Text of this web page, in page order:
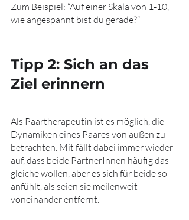
Zum Beispiel: “Auf einer Skala von 1-10,
wie angespannt bist du gerade?”
Tipp 2: Sich an das
Ziel erinnern
Als Paartherapeutin ist es möglich, die
Dynamiken eines Paares von außen zu
betrachten. Mit fällt dabei immer wieder
auf, dass beide PartnerInnen häufig das
gleiche wollen, aber es sich für beide so
anfühlt, als seien sie meilenweit
voneinander entfernt.